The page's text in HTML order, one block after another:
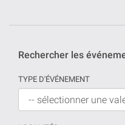
Rechercher les
TYPE D'ÉVÉNEMENT